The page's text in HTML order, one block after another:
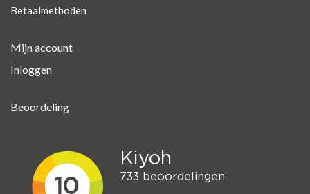
Betaalmethoden
Mijn account
Inloggen
Beoordeling